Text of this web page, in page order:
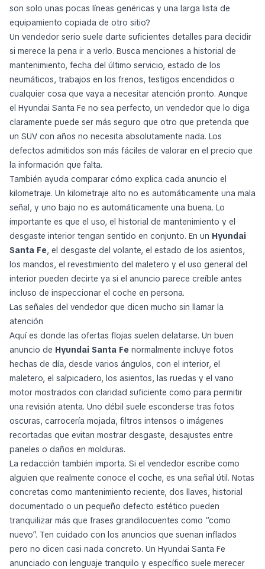
son solo unas pocas líneas genéricas y una larga lista de
equipamiento copiada de otro sitio?
Un vendedor serio suele darte suficientes detalles para decidir
si merece la pena ir a verlo. Busca menciones a historial de
mantenimiento, fecha del último servicio, estado de los
neumáticos, trabajos en los frenos, testigos encendidos o
cualquier cosa que vaya a necesitar atención pronto. Aunque
el Hyundai Santa Fe no sea perfecto, un vendedor que lo diga
claramente puede ser más seguro que otro que pretenda que
un SUV con años no necesita absolutamente nada. Los
defectos admitidos son más fáciles de valorar en el precio que
la información que falta.
También ayuda comparar cómo explica cada anuncio el
kilometraje. Un kilometraje alto no es automáticamente una mala
señal, y uno bajo no es automáticamente una buena. Lo
importante es que el uso, el historial de mantenimiento y el
desgaste interior tengan sentido en conjunto. En un Hyundai
Santa Fe, el desgaste del volante, el estado de los asientos,
los mandos, el revestimiento del maletero y el uso general del
interior pueden decirte ya si el anuncio parece creíble antes
incluso de inspeccionar el coche en persona.
Las señales del vendedor que dicen mucho sin llamar la
atención
Aquí es donde las ofertas flojas suelen delatarse. Un buen
anuncio de Hyundai Santa Fe normalmente incluye fotos
hechas de día, desde varios ángulos, con el interior, el
maletero, el salpicadero, los asientos, las ruedas y el vano
motor mostrados con claridad suficiente como para permitir
una revisión atenta. Uno débil suele esconderse tras fotos
oscuras, carrocería mojada, filtros intensos o imágenes
recortadas que evitan mostrar desgaste, desajustes entre
paneles o daños en molduras.
La redacción también importa. Si el vendedor escribe como
alguien que realmente conoce el coche, es una señal útil. Notas
concretas como mantenimiento reciente, dos llaves, historial
documentado o un pequeño defecto estético pueden
tranquilizar más que frases grandilocuentes como “como
nuevo”. Ten cuidado con los anuncios que suenan inflados
pero no dicen casi nada concreto. Un Hyundai Santa Fe
anunciado con lenguaje tranquilo y específico suele merecer